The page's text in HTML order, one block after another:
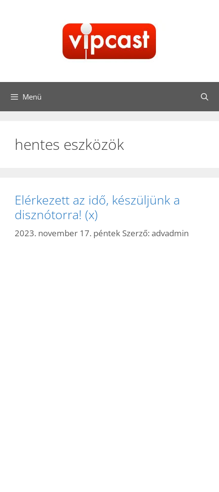
Menü
hentes eszközök
Elérkezett az idő, készüljünk a
disznótorra! (x)
2023. november 17. péntek Szerző: advadmin